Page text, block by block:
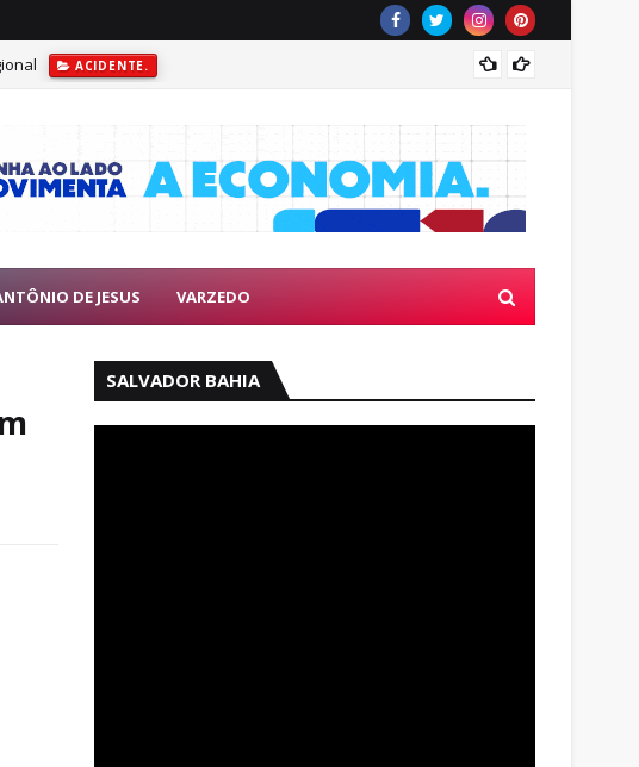
ACIDENTE.
DE JESUS VARZEDO
SALVADOR BAHIA